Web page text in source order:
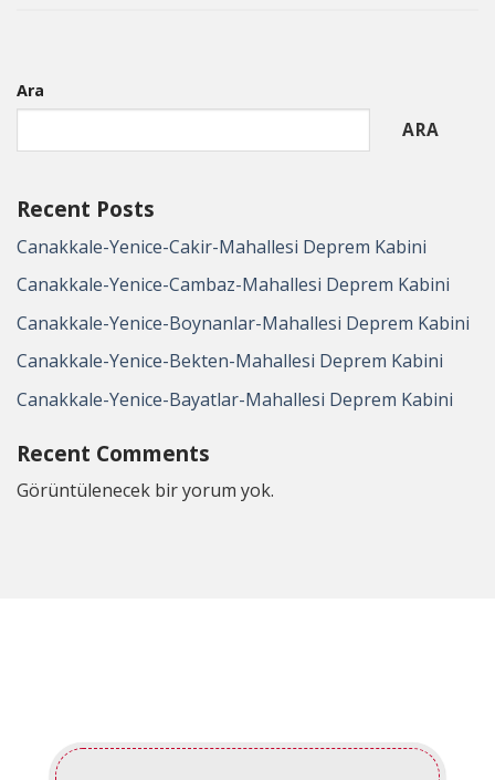
Ara
ARA
Recent Posts
Canakkale-Yenice-Cakir-Mahallesi Deprem Kabini
Canakkale-Yenice-Cambaz-Mahallesi Deprem Kabini
Canakkale-Yenice-Boynanlar-Mahallesi Deprem Kabini
Canakkale-Yenice-Bekten-Mahallesi Deprem Kabini
Canakkale-Yenice-Bayatlar-Mahallesi Deprem Kabini
Recent Comments
Görüntülenecek bir yorum yok.